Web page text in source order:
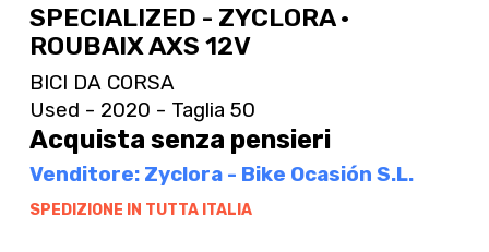
SPECIALIZED - ZYCLORA ·
ROUBAIX AXS 12V
BICI DA CORSA
Used - 2020 - Taglia 50
Acquista senza pensieri
Venditore: Zyclora - Bike Ocasión S.L.
SPEDIZIONE IN TUTTA ITALIA